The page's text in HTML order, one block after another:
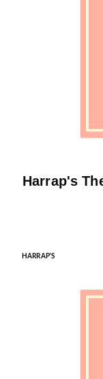
Harrap's
HARRAP'S